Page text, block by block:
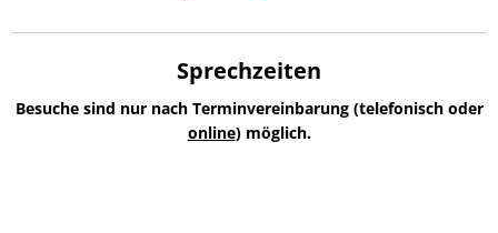
Sprechzeiten
Besuche sind nur nach Terminvereinbarung (telefonisch oder
online) möglich.